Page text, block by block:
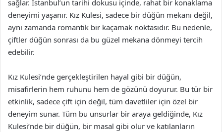
sağlar. İstanbul’un tarihi dokusu içinde, rahat bir konaklama
deneyimi yaşanır. Kız Kulesi, sadece bir düğün mekanı değil,
aynı zamanda romantik bir kaçamak noktasıdır. Bu nedenle,
çiftler düğün sonrası da bu güzel mekana dönmeyi tercih
edebilir.
Kız Kulesi’nde gerçekleştirilen hayal gibi bir düğün,
misafirlerin hem ruhunu hem de gözünü doyurur. Bu tür bir
etkinlik, sadece çift için değil, tüm davetliler için özel bir
deneyim sunar. Tüm bu unsurlar bir araya geldiğinde, Kız
Kulesi’nde bir düğün, bir masal gibi olur ve katılanların